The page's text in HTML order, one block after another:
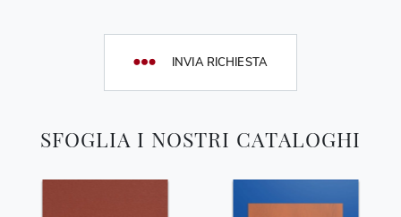
SFOGLIA I NOSTRI CATALOGHI
INVIA RICHIESTA